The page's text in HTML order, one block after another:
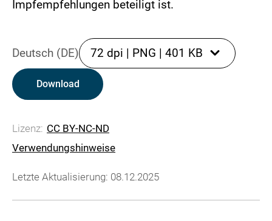
Impfempfehlungen beteiligt ist.
Deutsch (DE) 72 dpi | PNG | 401 KB
Download
Lizenz: CC BY-NC-ND
Verwendungshinweise
Letzte Aktualisierung: 08.12.2025